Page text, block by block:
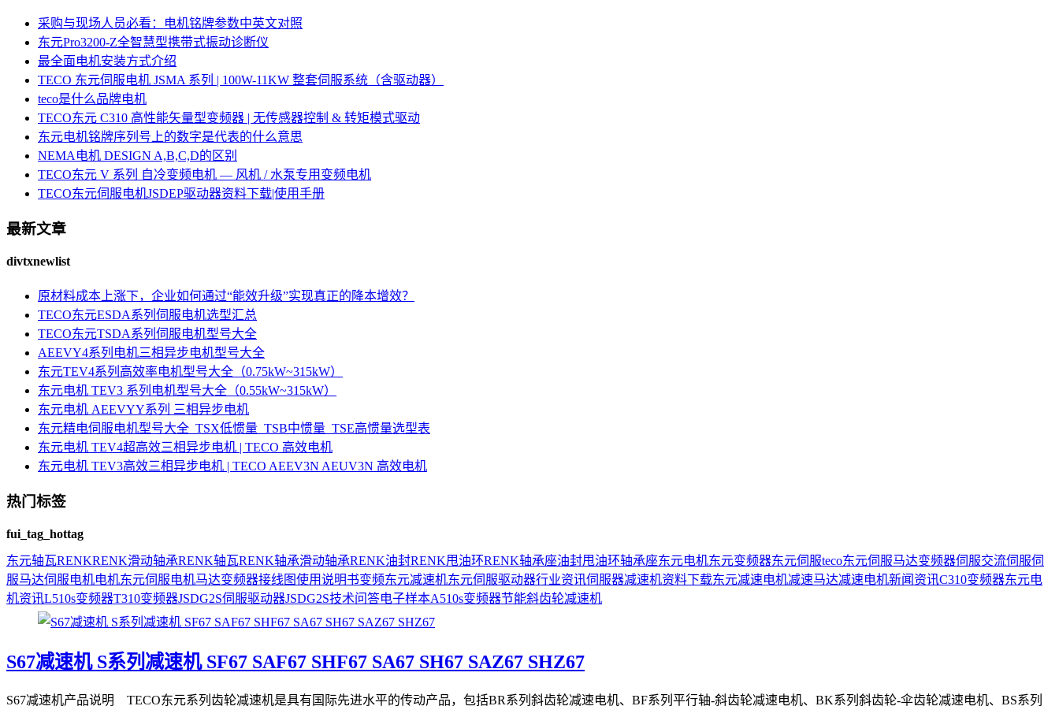
采购与现场人员必看：电机铭牌参数中英文对照
东元Pro3200-Z全智慧型携带式振动诊断仪
最全面电机安装方式介绍
TECO 东元伺服电机 JSMA 系列 | 100W-11KW 整套伺服系统（含驱动器）
teco是什么品牌电机
TECO东元 C310 高性能矢量型变频器 | 无传感器控制 & 转矩模式驱动
东元电机铭牌序列号上的数字是代表的什么意思
NEMA电机 DESIGN A,B,C,D的区别
TECO东元 V 系列 自冷变频电机 — 风机 / 水泵专用变频电机
TECO东元伺服电机JSDEP驱动器资料下载|使用手册
最新文章
divtxnewlist
原材料成本上涨下，企业如何通过“能效升级”实现真正的降本增效？
TECO东元ESDA系列伺服电机选型汇总
TECO东元TSDA系列伺服电机型号大全
AEEVY4系列电机三相异步电机型号大全
东元TEV4系列高效率电机型号大全（0.75kW~315kW）
东元电机 TEV3 系列电机型号大全（0.55kW~315kW）
东元电机 AEEVYY系列 三相异步电机
东元精电伺服电机型号大全_TSX低惯量_TSB中惯量_TSE高惯量选型表
东元电机 TEV4超高效三相异步电机 | TECO 高效电机
东元电机 TEV3高效三相异步电机 | TECO AEEV3N AEUV3N 高效电机
热门标签
fui_tag_hottag
东元轴瓦RENKRENK滑动轴承RENK轴瓦RENK轴承滑动轴承RENK油封RENK甩油环RENK轴承座油封甩油环轴承座东元电机东元变频器东元伺服teco东元伺服马达变频器伺服交流伺服伺
服马达伺服电机电机东元伺服电机马达变频器接线图使用说明书变频东元减速机东元伺服驱动器行业资讯伺服器减速机资料下载东元减速电机减速马达减速电机新闻资讯C310变频器东元电
机资讯L510s变频器T310变频器JSDG2S伺服驱动器JSDG2S技术问答电子样本A510s变频器节能斜齿轮减速机
S67减速机 S系列减速机 SF67 SAF67 SHF67 SA67 SH67 SAZ67 SHZ67
S67减速机产品说明 TECO东元系列齿轮减速机是具有国际先进水平的传动产品，包括BR系列斜齿轮减速电机、BF系列平行轴-斜齿轮减速电机、BK系列斜齿轮-伞齿轮减速电机、BS系列